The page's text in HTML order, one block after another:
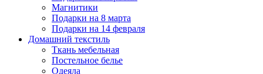
Магнитики
Подарки на 8 марта
Подарки на 14 февраля
Домашний текстиль
Ткань мебельная
Постельное белье
Одеяла